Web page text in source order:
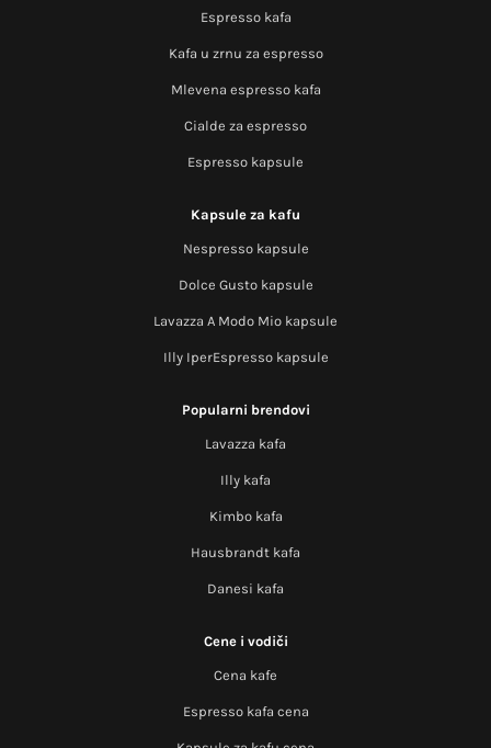
Espresso kafa
Kafa u zrnu za espresso
Mlevena espresso kafa
Cialde za espresso
Espresso kapsule
Kapsule za kafu
Nespresso kapsule
Dolce Gusto kapsule
Lavazza A Modo Mio kapsule
Illy IperEspresso kapsule
Popularni brendovi
Lavazza kafa
Illy kafa
Kimbo kafa
Hausbrandt kafa
Danesi kafa
Cene i vodiči
Cena kafe
Espresso kafa cena